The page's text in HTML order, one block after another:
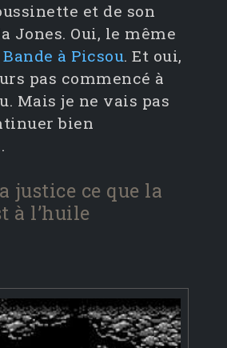
et de son
Jones. Oui, le même
à Picsou. Et oui,
pas commencé à
Mais je ne vais pas
bien
justice ce que la
à l’huile